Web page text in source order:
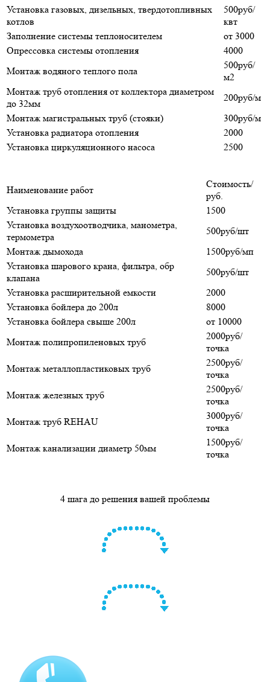
Установка газовых, дизельных, твердотопливных
котлов
500руб/
квт
Заполнение системы теплоносителем
от 3000
Опрессовка системы отопления
4000
Монтаж водяного теплого пола
500руб/
м2
Монтаж труб отопления от коллектора диаметром
до 32мм
200руб/м
Монтаж магистральных труб (стояки)
300руб/м
Установка радиатора отопления
2000
Установка циркуляционного насоса
2500
Наименование работ
Стоимость/
руб.
Установка группы защиты
1500
Установка воздухоотводчика, манометра,
термометра
500руб/шт
Монтаж дымохода
1500руб/мп
Установка шарового крана, фильтра, обр
клапана
500руб/шт
Установка расширительной емкости
2000
Установка бойлера до 200л
8000
Установка бойлера свыше 200л
от 10000
Монтаж полипропиленовых труб
2000руб/
точка
Монтаж металлопластиковых труб
2500руб/
точка
Монтаж железных труб
2500руб/
точка
Монтаж труб REHAU
3000руб/
точка
Монтаж канализации диаметр 50мм
1500руб/
точка
4 шага до решения вашей проблемы